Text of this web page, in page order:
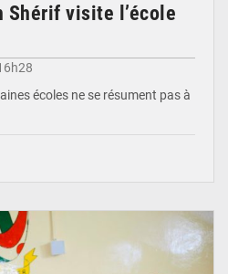
Shérif visite l’école
écoles ne se résument pas à